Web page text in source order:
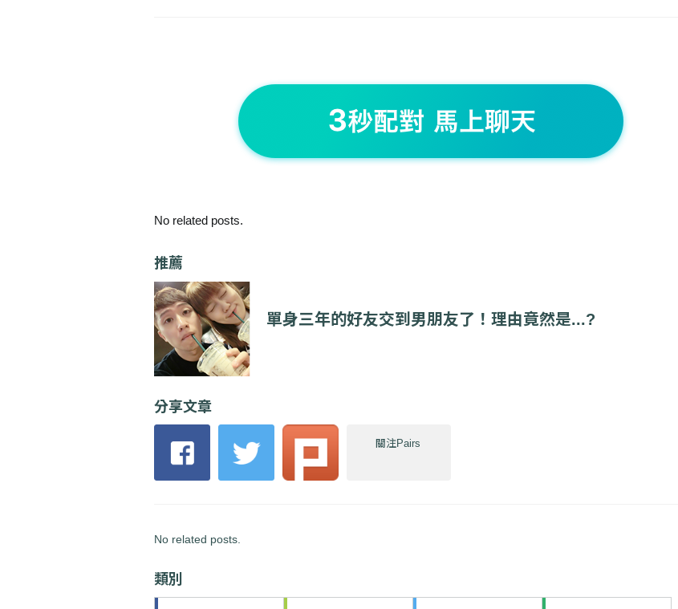
No related posts.
推薦
單身三年的好友交到男朋友了！理由竟然是...?
分享文章
關注Pairs
No related posts.
類別